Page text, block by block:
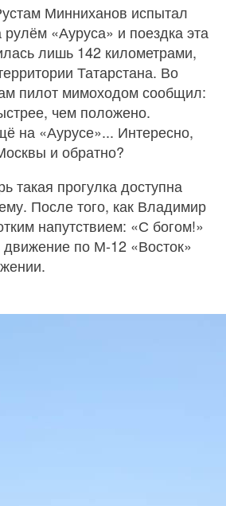
Минниханов испытал
«Ауруса» и поездка эта
лишь 142 километрами,
Татарстана. Во
пилот мимоходом сообщил:
чем положено.
на «Аурусе»... Интересно,
и обратно?
такая прогулка доступна
После того, как Владимир
напутствием: «С богом!»
по М-12 «Восток»